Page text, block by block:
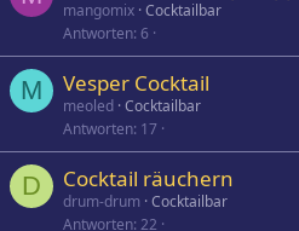
mangomix Cocktailbar
Antworten 6
M Vesper Cocktail
meoled Cocktailbar
Antworten 17
D Cocktail räuchern
drum-drum Cocktailbar
Antworten 22